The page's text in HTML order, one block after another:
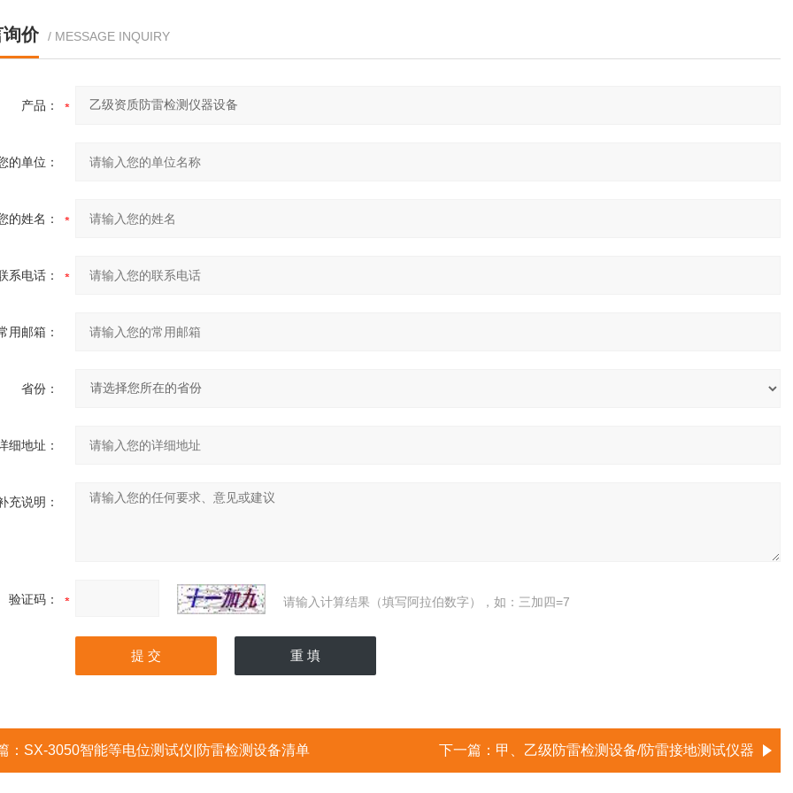
价 / MESSAGE INQUIRY
产品：
的单位：
的姓名：
系电话：
用邮箱：
省份：
细地址：
充说明：
验证码： 请输入计算结果（填写阿拉伯数字），如：三加四=7
： SX-3050智能等电位测试仪|防雷检测设备清单 下一篇： 甲、乙级防雷检测设备/防雷接地测试仪器